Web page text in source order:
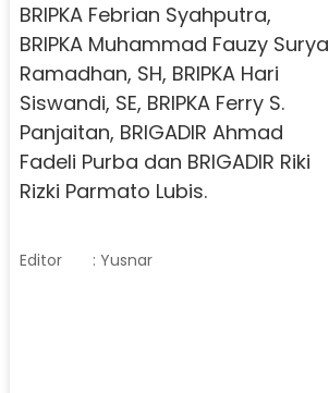
BRIPKA Febrian Syahputra,
BRIPKA Muhammad Fauzy Surya
Ramadhan, SH, BRIPKA Hari
Siswandi, SE, BRIPKA Ferry S.
Panjaitan, BRIGADIR Ahmad
Fadeli Purba dan BRIGADIR Riki
Rizki Parmato Lubis.
Editor : Yusnar